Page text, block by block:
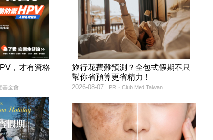
，才有資格
基金會
旅行花費難預測？全包式假期不只
幫你省預算更省精力！
PR・Club Med Taiwan
2026-08-07